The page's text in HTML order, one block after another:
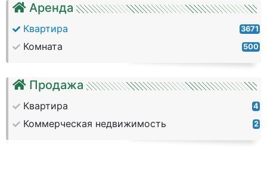
Аренда
Квартира 3671
Комната 500
Продажа
Квартира 4
Коммерческая недвижимость 2